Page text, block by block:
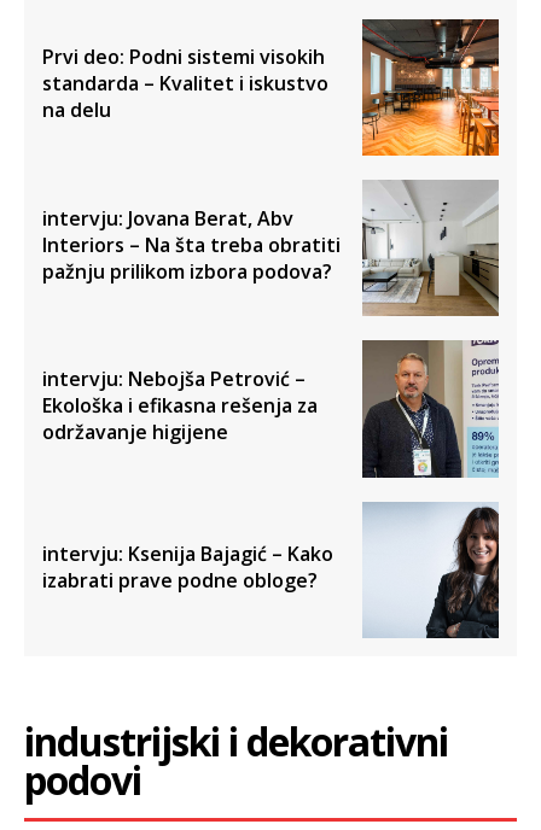
Prvi deo: Podni sistemi visokih
standarda – Kvalitet i iskustvo
na delu
intervju: Jovana Berat, Abv
Interiors – Na šta treba obratiti
pažnju prilikom izbora podova?
intervju: Nebojša Petrović –
Ekološka i efikasna rešenja za
održavanje higijene
intervju: Ksenija Bajagić – Kako
izabrati prave podne obloge?
industrijski i dekorativni
podovi